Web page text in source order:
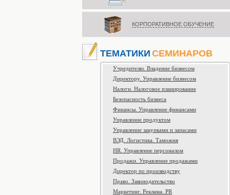
КОРПОРАТИВНОЕ ОБУЧЕНИЕ
ТЕМАТИКИ СЕМИНАРОВ
Учредителю. Владение бизнесом
Директору. Управление бизнесом
Налоги. Налоговое планирование
Безопасность бизнеса
Финансы. Управление финансами
Управление продуктом
Управление закупками и запасами
ВЭД. Логистика. Таможня
HR. Управление персоналом
Продажи. Управление продажами
Директор по производству
Право. Законодательство
Маркетинг. Реклама. PR